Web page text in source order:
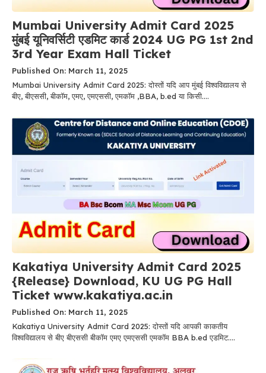
Mumbai University Admit Card 2025
मुंबई यूनिवर्सिटी एडमिट कार्ड 2024 UG PG 1st 2nd
3rd Year Exam Hall Ticket
Published On: March 11, 2025
Mumbai University Admit Card 2025: दोस्तों यदि आप मुंबई विश्वविद्यालय से
बीए, बीएससी, बीकॉम, एमए, एमएससी, एमकॉम ,BBA, b.ed या किसी....
Kakatiya University Admit Card 2025
{Release} Download, KU UG PG Hall
Ticket www.kakatiya.ac.in
Published On: March 11, 2025
Kakatiya University Admit Card 2025: दोस्तों यदि आपकी काकतीय
विश्वविद्यालय से बीए बीएससी बीकॉम एमए एमएससी एमकॉम BBA b.ed एडमिट....